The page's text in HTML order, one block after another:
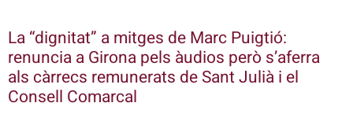
La “dignitat” a mitges de Marc Puigtió:
renuncia a Girona pels àudios però s’aferra
als càrrecs remunerats de Sant Julià i el
Consell Comarcal